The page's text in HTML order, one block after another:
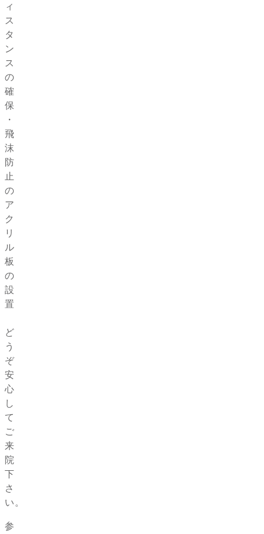
ィ
ス
タ
ン
ス
の
確
保
・
飛
沫
防
止
の
ア
ク
リ
ル
板
の
設
置
ど
う
ぞ
安
心
し
て
ご
来
院
下
さ
い。
参